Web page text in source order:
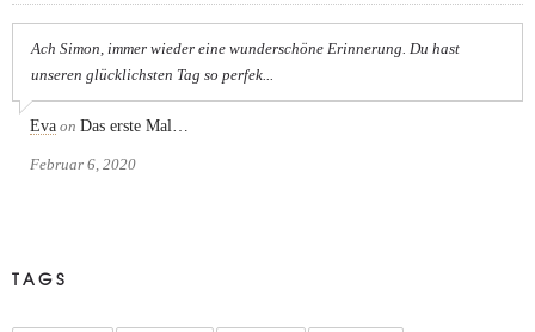
Ach Simon, immer wieder eine wunderschöne Erinnerung. Du hast
unseren glücklichsten Tag so perfek...
Eva on Das erste Mal…
Februar 6, 2020
TAGS